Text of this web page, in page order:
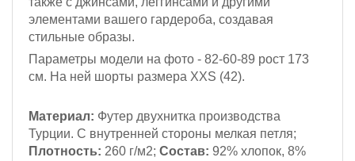
элементами вашего гардероба, создавая
стильные образы.
Параметры модели на фото - 82-60-89 рост 173
см. На ней шорты размера XXS (42).
Материал: Футер двухнитка производства
Турции. С внутренней стороны мелкая петля;
Плотность: 260 г/м2; Состав: 92% хлопок, 8%